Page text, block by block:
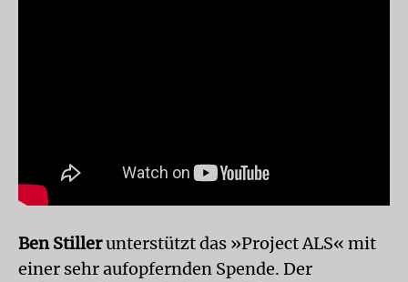
Ben Stillerunterstützt das »Project ALS« mit
einer sehr aufopfernden Spende. Der